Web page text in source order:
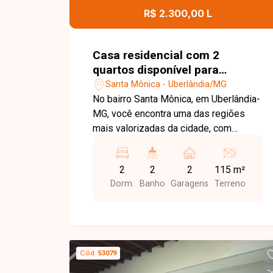
conhecer este imóvel.
R$ 2.300,00 L
Casa residencial com 2
quartos disponível para
locação no bairro Santa
Mônica em Uberlândia-MG
Santa Mônica - Uberlândia/MG
No bairro Santa Mônica, em Uberlândia-
MG, você encontra uma das regiões
mais valorizadas da cidade, com
às principais avenidas e proximidade
com supermercados, escolas,
farmácias, restaurantes, universidades
localização. O imóvel conta com sala
ampla, 2 quartos, banheiro social,
2
Dorm.
2
Banho
2
Garagens
115 m²
Terreno
Cód. 53079